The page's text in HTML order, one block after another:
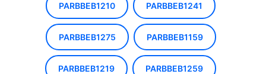
PARBBEB1210 PARBBEB1241
PARBBEB1275 PARBBEB1159
PARBBEB1219 PARBBEB1259